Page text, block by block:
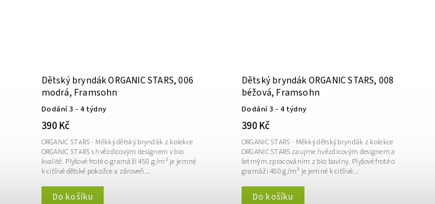
Dětský bryndák ORGANIC STARS, 006
modrá, Framsohn
Dodání 3 - 4 týdny
390 Kč
Do košíku
ORGANIC STARS - Měkký dětský bryndák z kolekce
ORGANIC STARS s hvězdicovým designem v bio
kvalitě. Plyšové froté o gramáži 450 g/m² je jemné
k citlivé dětské pokožce a zároveň...
Dětský bryndák ORGANIC STARS, 008
béžová, Framsohn
Dodání 3 - 4 týdny
390 Kč
Do košíku
ORGANIC STARS - Měkký dětský bryndák z kolekce
ORGANIC STARS zaujme hvězdicovým designem a
šetrným zpracováním z bio bavlny. Plyšové froté o
gramáži 450 g/m² je jemné k citlivé...